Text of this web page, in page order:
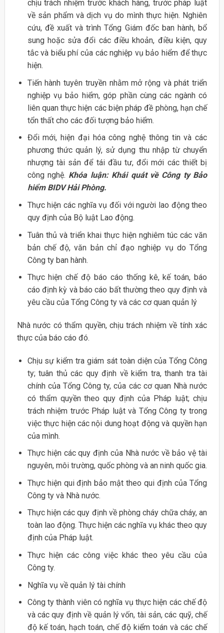
chịu trách nhiệm trước khách hàng, trước pháp luật
về sản phẩm và dịch vụ do mình thực hiện. Nghiên
cứu, đề xuất và trình Tổng Giám đốc ban hành, bổ
sung hoặc sửa đổi các điều khoản, điều kiện, quy
tắc và biểu phí của các nghiệp vụ bảo hiểm để thực
hiện.
Tiến hành tuyên truyền nhằm mở rộng và phát triển
nghiệp vụ bảo hiểm, góp phần cùng các ngành có
liên quan thực hiện các biện pháp đề phòng, hạn chế
tổn thất cho các đối tượng bảo hiểm.
Đổi mới, hiện đại hóa công nghệ thông tin và các
phương thức quản lý, sử dụng thu nhập từ chuyển
nhượng tài sản để tái đầu tư, đổi mới các thiết bị
công nghệ. Khóa luận: Khái quát về Công ty Bảo
hiểm BIDV Hải Phòng.
Thực hiện các nghĩa vụ đối với người lao động theo
quy định của Bộ luật Lao động.
Tuân thủ và triển khai thực hiện nghiêm túc các văn
bản chế độ, văn bản chỉ đạo nghiệp vụ do Tổng
Công ty ban hành.
Thực hiện chế độ báo cáo thống kê, kế toán, báo
cáo định kỳ và báo cáo bất thường theo quy định và
yêu cầu của Tổng Công ty và các cơ quan quản lý
Nhà nước có thẩm quyền, chịu trách nhiệm về tính xác
thực của báo cáo đó.
Chịu sự kiểm tra giám sát toàn diện của Tổng Công
ty; tuân thủ các quy định về kiểm tra, thanh tra tài
chính của Tổng Công ty, của các cơ quan Nhà nước
có thẩm quyền theo quy định của Pháp luật; chịu
trách nhiệm trước Pháp luật và Tổng Công ty trong
việc thực hiện các nội dung hoạt động và quyền hạn
của mình.
Thực hiện các quy định của Nhà nước về bảo vệ tài
nguyên, môi trường, quốc phòng và an ninh quốc gia.
Thực hiện qui định bảo mật theo qui định của Tổng
Công ty và Nhà nước.
Thực hiện các quy định về phòng cháy chữa cháy, an
toàn lao động. Thực hiện các nghĩa vụ khác theo quy
định của Pháp luật.
Thực hiện các công việc khác theo yêu cầu của
Công ty.
Nghĩa vụ về quản lý tài chính
Công ty thành viên có nghĩa vụ thực hiện các chế độ
và các quy định về quản lý vốn, tài sản, các quỹ, chế
độ kế toán, hạch toán, chế độ kiểm toán và các chế